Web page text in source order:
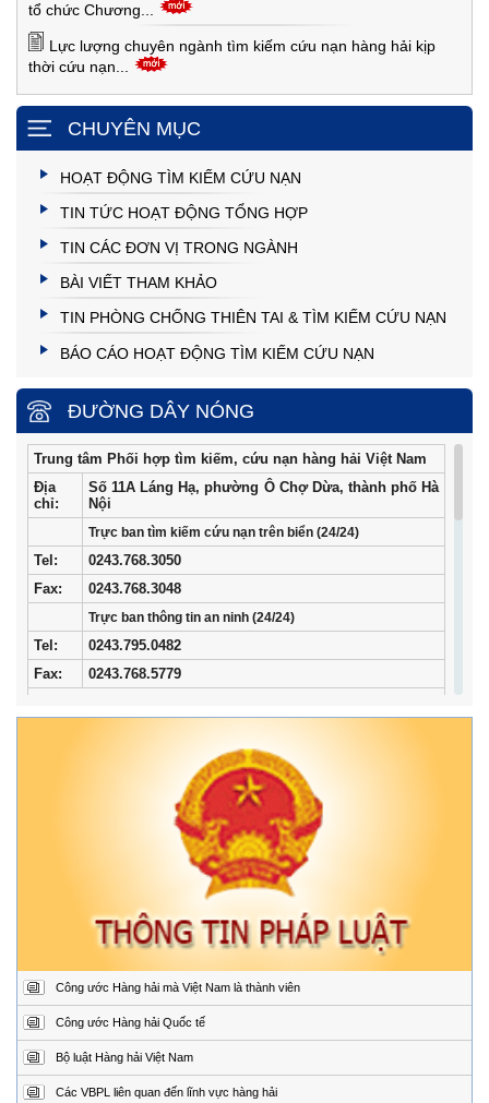
tổ chức Chương...
Lực lượng chuyên ngành tìm kiếm cứu nạn hàng hải kịp
thời cứu nạn...
CHUYÊN MỤC
HOẠT ĐỘNG TÌM KIẾM CỨU NẠN
TIN TỨC HOẠT ĐỘNG TỔNG HỢP
TIN CÁC ĐƠN VỊ TRONG NGÀNH
BÀI VIẾT THAM KHẢO
TIN PHÒNG CHỐNG THIÊN TAI & TÌM KIẾM CỨU NẠN
BÁO CÁO HOẠT ĐỘNG TÌM KIẾM CỨU NẠN
ĐƯỜNG DÂY NÓNG
Trung tâm Phối hợp tìm kiếm, cứu nạn hàng hải Việt Nam
Địa
chỉ:
Số 11A Láng Hạ, phường Ô Chợ Dừa, thành phố Hà
Nội
Trực ban tìm kiếm cứu nạn trên biển (24/24)
Tel :
0243.768.3050
Fax:
0243.768.3048
Trực ban thông tin an ninh (24/24)
Tel:
0243.795.0482
Fax:
0243.768.5779
02253.759.508 (24/24h)
02253.759.507
Trung tâm Phối hợp tìm kiếm, cứu nạn hàng hải khu vực II
Đường Hoàng Sa, Phường Sơn Trà, thành phố Đà
02363.924.957 (24/24h)
Trung tâm Phối hợp tìm kiếm, cứu nạn hàng hải khu vực III
Địa
chỉ:
1151/45 Đường 30 tháng 4, Phường Phước Thắng,
thành phố Hồ Chí Minh.
Điện
thoại:
0254.3850.950 (24/24h)
Công ước Hàng hải mà Việt Nam là thành viên
Công ước Hàng hải Quốc tế
Bộ luật Hàng hải Việt Nam
Các VBPL liên quan đến lĩnh vực hàng hải